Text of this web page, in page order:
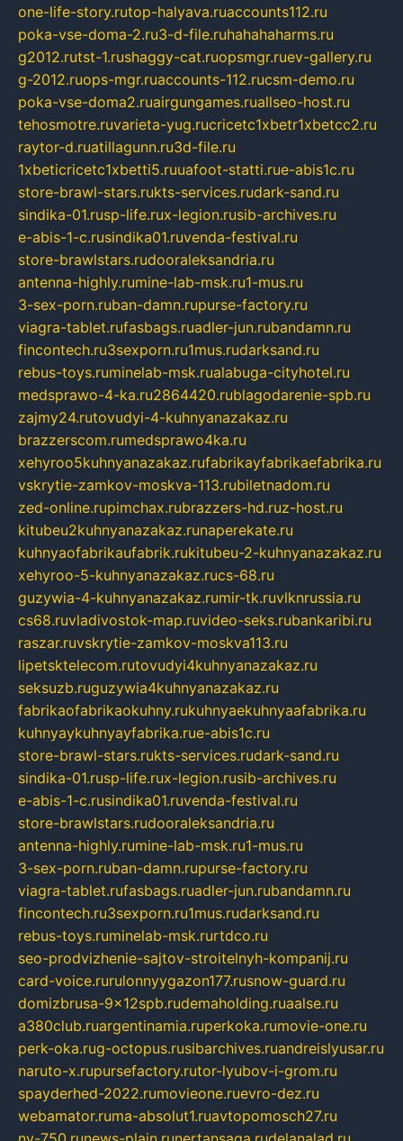
one-life-story.rutop-halyava.ruaccounts112.ru
poka-vse-doma-2.ru3-d-file.ruhahahaharms.ru
g2012.rutst-1.rushaggy-cat.ruopsmgr.ruev-gallery.ru
g-2012.ruops-mgr.ruaccounts-112.rucsm-demo.ru
poka-vse-doma2.ruairgungames.ruallseo-host.ru
tehosmotre.ruvarieta-yug.rucricetc1xbetr1xbetcc2.ru
raytor-d.ruatillagunn.ru3d-file.ru
1xbeticricetc1xbetti5.ruuafoot-statti.rue-abis1c.ru
store-brawl-stars.rukts-services.rudark-sand.ru
sindika-01.rusp-life.rux-legion.rusib-archives.ru
e-abis-1-c.rusindika01.ruvenda-festival.ru
store-brawlstars.rudooraleksandria.ru
antenna-highly.rumine-lab-msk.ru1-mus.ru
3-sex-porn.ruban-damn.rupurse-factory.ru
viagra-tablet.rufasbags.ruadler-jun.rubandamn.ru
fincontech.ru3sexporn.ru1mus.rudarksand.ru
rebus-toys.ruminelab-msk.rualabuga-cityhotel.ru
medsprawo-4-ka.ru2864420.rublagodarenie-spb.ru
zajmy24.rutovudyi-4-kuhnyanazakaz.ru
brazzerscom.rumedsprawo4ka.ru
xehyroo5kuhnyanazakaz.rufabrikayfabrikaefabrika.ru
vskrytie-zamkov-moskva-113.rubiletnadom.ru
zed-online.rupimchax.rubrazzers-hd.ruz-host.ru
kitubeu2kuhnyanazakaz.runaperekate.ru
kuhnyaofabrikaufabrik.rukitubeu-2-kuhnyanazakaz.ru
xehyroo-5-kuhnyanazakaz.rucs-68.ru
guzywia-4-kuhnyanazakaz.rumir-tk.ruvlknrussia.ru
cs68.ruvladivostok-map.ruvideo-seks.rubankaribi.ru
raszar.ruvskrytie-zamkov-moskva113.ru
lipetsktelecom.rutovudyi4kuhnyanazakaz.ru
seksuzb.ruguzywia4kuhnyanazakaz.ru
fabrikaofabrikaokuhny.rukuhnyaekuhnyaafabrika.ru
kuhnyaykuhnyayfabrika.rue-abis1c.ru
store-brawl-stars.rukts-services.rudark-sand.ru
sindika-01.rusp-life.rux-legion.rusib-archives.ru
e-abis-1-c.rusindika01.ruvenda-festival.ru
store-brawlstars.rudooraleksandria.ru
antenna-highly.rumine-lab-msk.ru1-mus.ru
3-sex-porn.ruban-damn.rupurse-factory.ru
viagra-tablet.rufasbags.ruadler-jun.rubandamn.ru
fincontech.ru3sexporn.ru1mus.rudarksand.ru
rebus-toys.ruminelab-msk.rurtdco.ru
seo-prodvizhenie-sajtov-stroitelnyh-kompanij.ru
card-voice.rurulonnyygazon177.rusnow-guard.ru
domizbrusa-9x12spb.rudemaholding.ruaalse.ru
a380club.ruargentinamia.ruperkoka.rumovie-one.ru
perk-oka.rug-octopus.rusibarchives.ruandreislyusar.ru
naruto-x.rupursefactory.rutor-lyubov-i-grom.ru
spayderhed-2022.rumovieone.ruevro-dez.ru
webamator.ruma-absolut1.ruavtopomosch27.ru